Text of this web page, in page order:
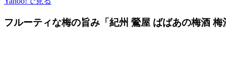
フルーティな梅の旨み「紀州 鶯屋 ばばあの梅酒 梅